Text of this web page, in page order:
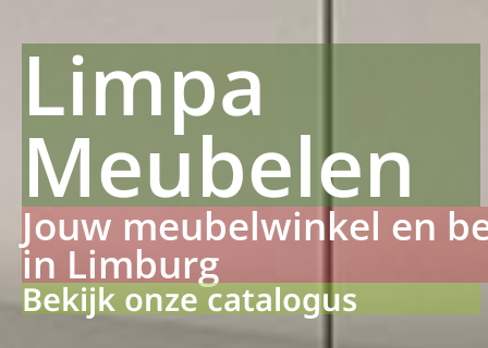
Limpa
Meubelen
Jouw meubelwinkel en
in Limburg
Bekijk onze catalogus